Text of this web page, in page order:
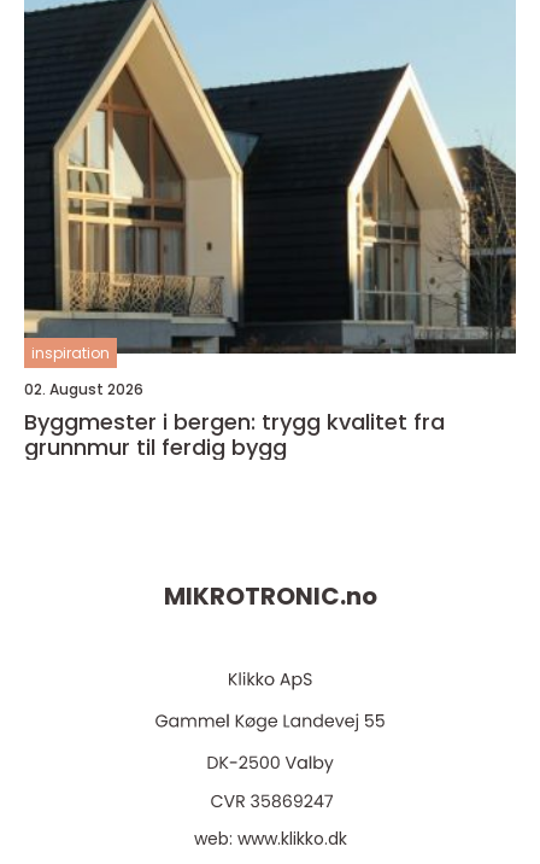
inspiration
02. August 2026
Byggmester i bergen: trygg kvalitet fra
grunnmur til ferdig bygg
MIKROTRONIC.no
web: www.klikko.dk